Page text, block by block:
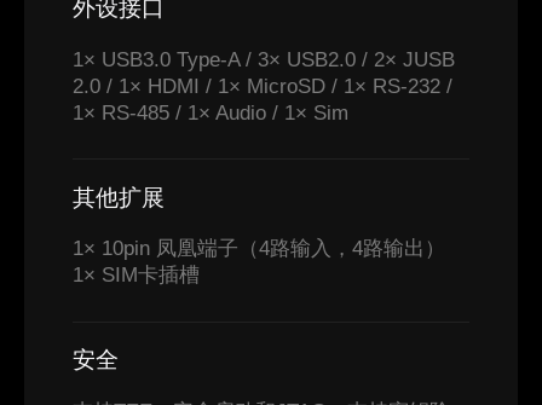
外设接口
1× USB3.0 Type-A / 3× USB2.0 / 2× JUSB
2.0 / 1× HDMI / 1× MicroSD / 1× RS-232 /
1× RS-485 / 1× Audio / 1× Sim
其他扩展
1× 10pin 凤凰端子（4路输入，4路输出）
1× SIM卡插槽
安全